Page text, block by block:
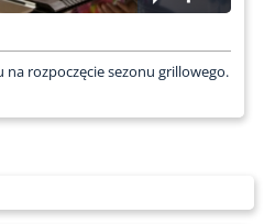
rozpoczęcie sezonu grillowego.